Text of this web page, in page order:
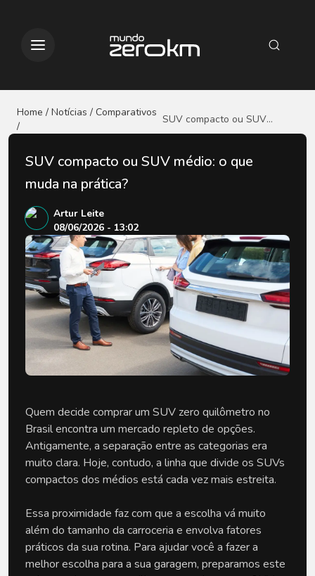
Home / Notícias / Comparativos
/
SUV compacto ou SUV
médio: o que muda na
SUV compacto ou SUV médio: o que
muda na prática?
Artur Leite
08/06/2026 - 13:02
Quem decide comprar um SUV zero quilômetro no
Brasil encontra um mercado repleto de opções.
Antigamente, a separação entre as categorias era
muito clara. Hoje, contudo, a linha que divide os SUVs
compactos dos médios está cada vez mais estreita.
Essa proximidade faz com que a escolha vá muito
além do tamanho da carroceria e envolva fatores
práticos da sua rotina. Para ajudar você a fazer a
melhor escolha para a sua garagem, preparamos este